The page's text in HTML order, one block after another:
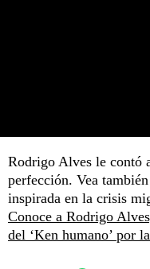
Rodrigo Alves le contó
perfección. Vea
inspirada en la crisis
Conoce a Rodrigo
del ‘Ken humano’ por